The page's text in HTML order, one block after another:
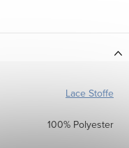
Lace Stoffe
100% Polyester